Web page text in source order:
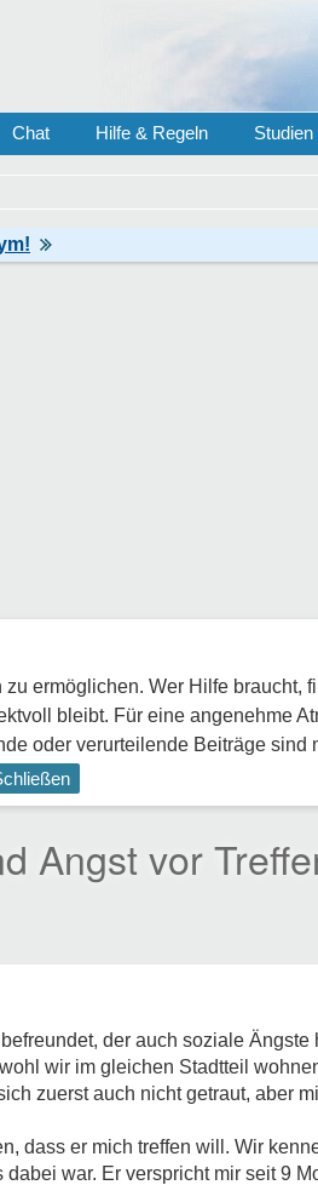
Chat Hilfe & Regeln Studien
ermöglichen. Wer Hilfe braucht,
bleibt. Für eine angenehme
oder verurteilende Beiträge sind
Angst vor
der auch soziale
wir im gleichen Stadtteil
zuerst auch nicht getraut, aber
dass er mich treffen will. Wir
war. Er verspricht mir seit 9